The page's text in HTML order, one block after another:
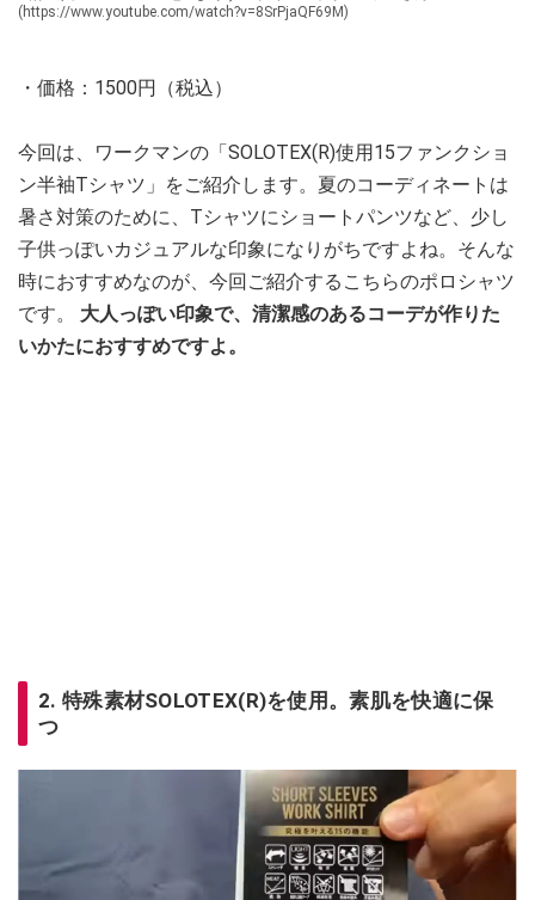
(https://www.youtube.com/watch?v=8SrPjaQF69M)
・価格：1500円（税込）
今回は、ワークマンの「SOLOTEX(R)使用15ファンクショ
ン半袖Tシャツ」をご紹介します。夏のコーディネートは
暑さ対策のために、Tシャツにショートパンツなど、少し
子供っぽいカジュアルな印象になりがちですよね。そんな
時におすすめなのが、今回ご紹介するこちらのポロシャツ
です。 大人っぽい印象で、清潔感のあるコーデが作りた
いかたにおすすめですよ。
2. 特殊素材SOLOTEX(R)を使用。素肌を快適に保
つ